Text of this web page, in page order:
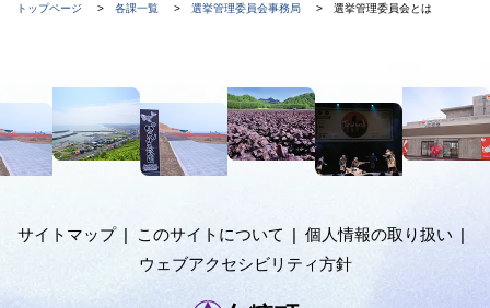
現
置
の
トップページ 各課一覧 選挙管理委員会事務局 選挙管理委員会とは
へ
メ
サイトマップ このサイトについて
個人情報の取り扱い
ウェブアクセシビリティ方針